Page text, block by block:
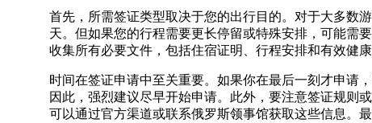
首先，所需签证类型取决于您的出行目的。对于大多数
天。但如果您的行程需要更长停留或特殊安排，可能需
收集所有必要文件，包括住宿证明、行程安排和有效健
时间在签证申请中至关重要。如果你在最后一刻才申请
因此，强烈建议尽早开始申请。此外，要注意签证规则
可以通过官方渠道或联系俄罗斯领事馆获取这些信息。